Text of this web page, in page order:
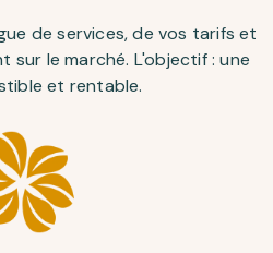
de services, de vos tarifs et
sur le marché. L'objectif : une
et rentable.